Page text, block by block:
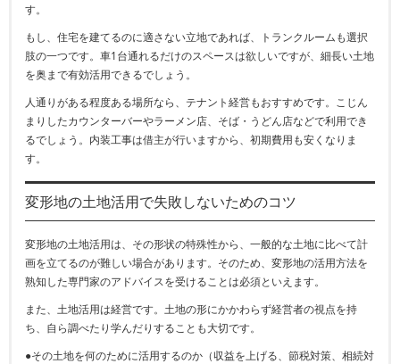
す。
もし、住宅を建てるのに適さない立地であれば、トランクルームも選択
肢の一つです。車1台通れるだけのスペースは欲しいですが、細長い土地
を奥まで有効活用できるでしょう。
人通りがある程度ある場所なら、テナント経営もおすすめです。こじん
まりしたカウンターバーやラーメン店、そば・うどん店などで利用でき
るでしょう。内装工事は借主が行いますから、初期費用も安くなりま
す。
変形地の土地活用で失敗しないためのコツ
変形地の土地活用は、その形状の特殊性から、一般的な土地に比べて計
画を立てるのが難しい場合があります。そのため、変形地の活用方法を
熟知した専門家のアドバイスを受けることは必須といえます。
また、土地活用は経営です。土地の形にかかわらず経営者の視点を持
ち、自ら調べたり学んだりすることも大切です。
●その土地を何のために活用するのか（収益を上げる、節税対策、相続対